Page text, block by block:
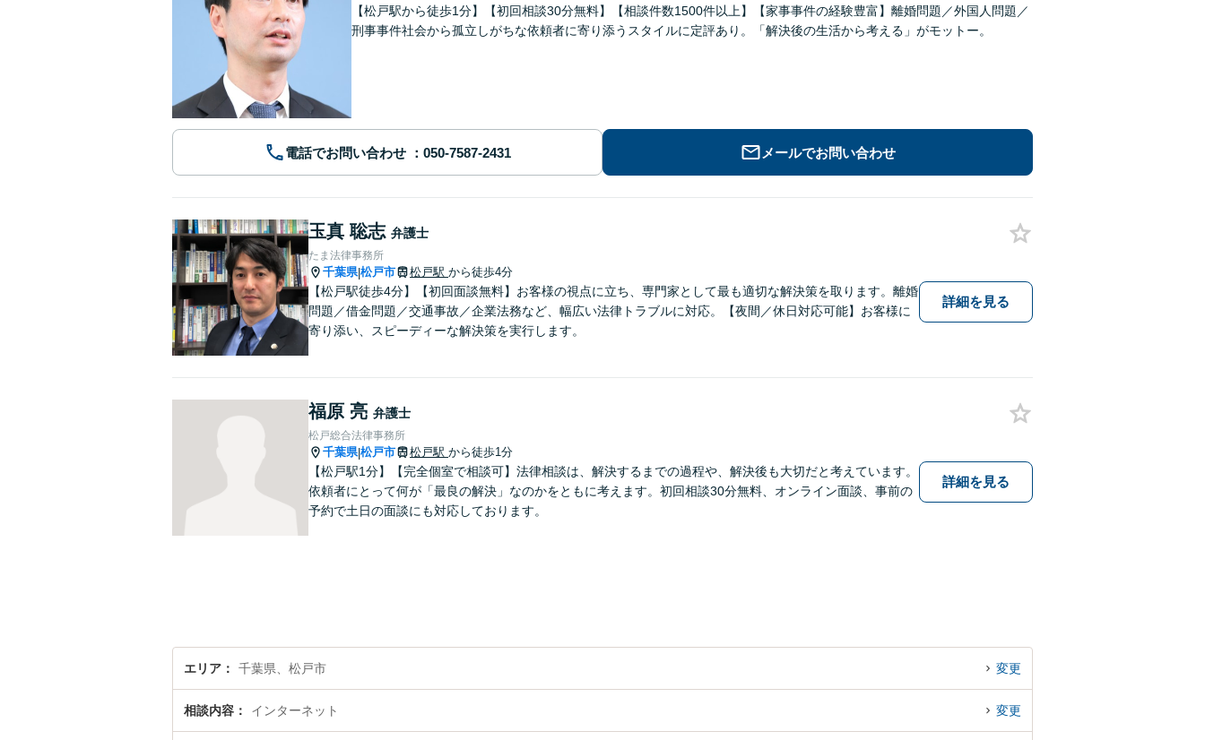
【松戸駅から徒歩1分】【初回相談30分無料】【相談件数1500件以上】【家事事件の経験豊富】離婚問題／外国人問題／
刑事事件社会から孤立しがちな依頼者に寄り添うスタイルに定評あり。「解決後の生活から考える」がモットー。
電話でお問い合わせ メールでお問い合わせ
玉真 聡志 弁護士
たま法律事務所
千葉県|松戸市 松戸駅 から徒歩4分
【松戸駅徒歩4分】【初回面談無料】お客様の視点に立ち、専門家として最も適切な解決策を取ります。離婚
問題／借金問題／交通事故／企業法務など、幅広い法律トラブルに対応。【夜間／休日対応可能】お客様に
寄り添い、スピーディーな解決策を実行します。
詳細を見る
福原 亮 弁護士
松戸総合法律事務所
千葉県|松戸市 松戸駅 から徒歩1分
【松戸駅1分】【完全個室で相談可】法律相談は、解決するまでの過程や、解決後も大切だと考えています。
依頼者にとって何が「最良の解決」なのかをともに考えます。初回相談30分無料、オンライン面談、事前の
予約で土日の面談にも対応しております。
詳細を見る
エリア 千葉県、松戸市 変更
相談内容 インターネット 変更